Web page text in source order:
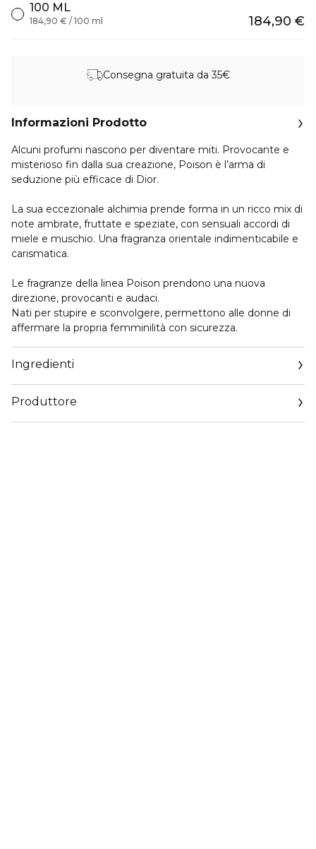
100 ML
184,90 €
184,90 € / 100 ml
Consegna gratuita da 35€
Informazioni Prodotto
Alcuni profumi nascono per diventare miti. Provocante e
misterioso fin dalla sua creazione, Poison è l’arma di
seduzione più efficace di Dior.
La sua eccezionale alchimia prende forma in un ricco mix di
note ambrate, fruttate e speziate, con sensuali accordi di
miele e muschio. Una fragranza orientale indimenticabile e
carismatica.
Le fragranze della linea Poison prendono una nuova
direzione, provocanti e audaci.
Nati per stupire e sconvolgere, permettono alle donne di
affermare la propria femminilità con sicurezza.
Ingredienti
Produttore